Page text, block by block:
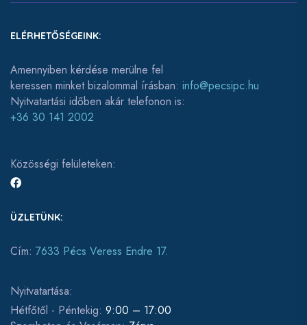
ELÉRHETŐSÉGEINK:
Amennyiben kérdése merülne fel
keressen minket bizalommal írásban: info@pecsipc.hu
Nyitvatartási időben akár telefonon is:
+36 30 141 2002
Közösségi felületeken:
ÜZLETÜNK:
Cím: 7633 Pécs Veress Endre 17.
Nyitvatartása:
Hétfőtől - Péntekig: 9:00 – 17:00